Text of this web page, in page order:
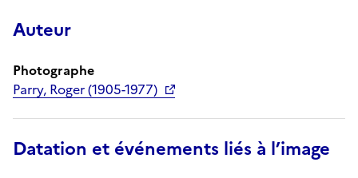
Auteur
Photographe
Parry, Roger (1905-1977)
Datation et événements liés à l’image